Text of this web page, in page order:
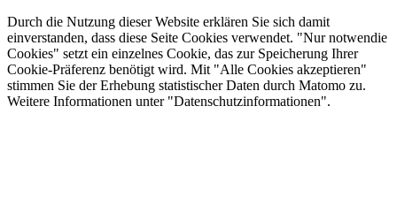
Durch die Nutzung dieser Website erklären Sie sich damit
einverstanden, dass diese Seite Cookies verwendet. "Nur notwendie
Cookies" setzt ein einzelnes Cookie, das zur Speicherung Ihrer
Cookie-Präferenz benötigt wird. Mit "Alle Cookies akzeptieren"
stimmen Sie der Erhebung statistischer Daten durch Matomo zu.
Weitere Informationen unter "Datenschutzinformationen".